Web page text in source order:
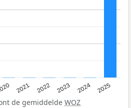
2021 2022 2023 2024 2025
de gemiddelde WOZ